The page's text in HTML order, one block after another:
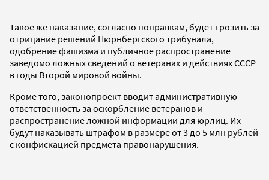
Такое же наказание, согласно поправкам, будет грозить за
отрицание решений Нюрнбергского трибунала,
одобрение фашизма и публичное распространение
заведомо ложных сведений о ветеранах и действиях СССР
в годы Второй мировой войны.
Кроме того, законопроект вводит административную
ответственность за оскорбление ветеранов и
распространение ложной информации для юрлиц. Их
будут наказывать штрафом в размере от 3 до 5 млн рублей
с конфискацией предмета правонарушения.